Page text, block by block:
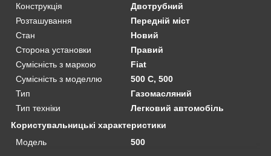
Конструкція
Двотрубний
Розташування
Передній міст
Стан
Новий
Сторона установки
Правий
Сумісність з маркою
Fiat
Сумісність з моделлю
500 C, 500
Тип
Газомасляний
Тип техніки
Легковий автомобіль
Користувальницькі характеристики
Мoдель
500